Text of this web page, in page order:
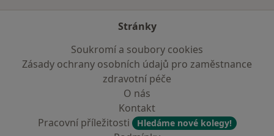
Stránky
Soukromí a soubory cookies
Zásady ochrany osobních údajů pro zaměstnance
zdravotní péče
O nás
Kontakt
Pracovní příležitosti
Hledáme nové kolegy!